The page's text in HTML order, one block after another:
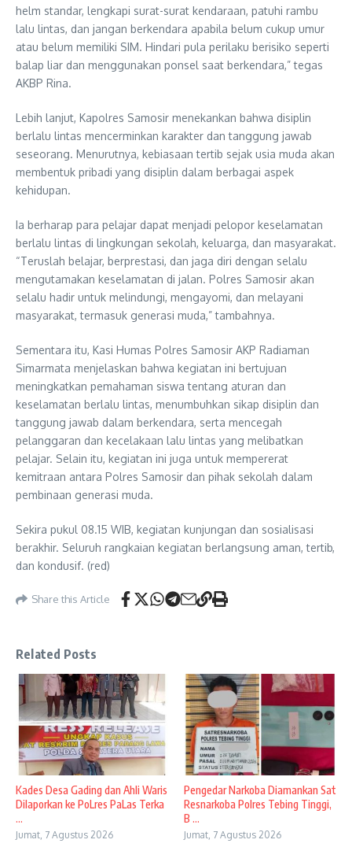
helm standar, lengkapi surat-surat kendaraan, patuhi rambu
lalu lintas, dan jangan berkendara apabila belum cukup umur
atau belum memiliki SIM. Hindari pula perilaku berisiko seperti
balap liar dan menggunakan ponsel saat berkendara,” tegas
AKBP Rina.
Lebih lanjut, Kapolres Samosir menekankan bahwa disiplin
berlalu lintas mencerminkan karakter dan tanggung jawab
seseorang. Menurutnya, kebiasaan tertib sejak usia muda akan
membentuk pribadi yang disiplin dalam berbagai aspek
kehidupan.
Ia berharap para pelajar dapat menjadi pelopor keselamatan
berlalu lintas di lingkungan sekolah, keluarga, dan masyarakat.
“Teruslah belajar, berprestasi, dan jaga diri dengan selalu
mengutamakan keselamatan di jalan. Polres Samosir akan
selalu hadir untuk melindungi, mengayomi, dan melayani
masyarakat, termasuk generasi muda,” tambahnya.
Sementara itu, Kasi Humas Polres Samosir AKP Radiaman
Simarmata menjelaskan bahwa kegiatan ini bertujuan
meningkatkan pemahaman siswa tentang aturan dan
keselamatan berlalu lintas, menumbuhkan sikap disiplin dan
tanggung jawab dalam berkendara, serta mencegah
pelanggaran dan kecelakaan lalu lintas yang melibatkan
pelajar. Selain itu, kegiatan ini juga untuk mempererat
kemitraan antara Polres Samosir dan pihak sekolah dalam
pembinaan generasi muda.
Sekira pukul 08.15 WIB, kegiatan kunjungan dan sosialisasi
berakhir. Seluruh rangkaian kegiatan berlangsung aman, tertib,
dan kondusif. (red)
Share this Article
Related Posts
Kades Desa Gading dan Ahli Waris
Dilaporkan ke PoLres PaLas Terka
...
Jumat, 7 Agustus 2026
Pengedar Narkoba Diamankan Sat
Resnarkoba Polres Tebing Tinggi,
B ...
Jumat, 7 Agustus 2026